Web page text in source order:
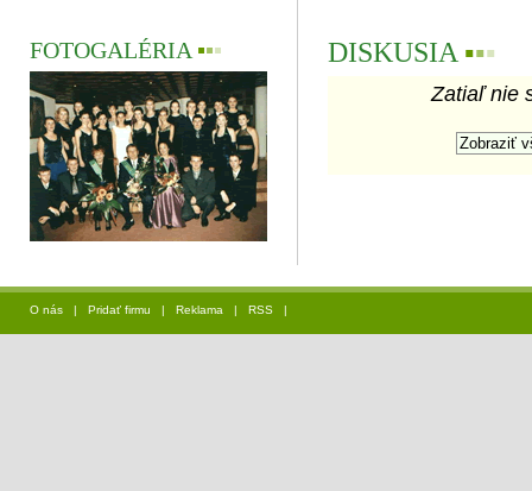
FOTOGALÉRIA ▪▪▪ DISKUSIA ▪▪▪
Zatiaľ nie
O nás | Pridať firmu | Reklama | RSS |